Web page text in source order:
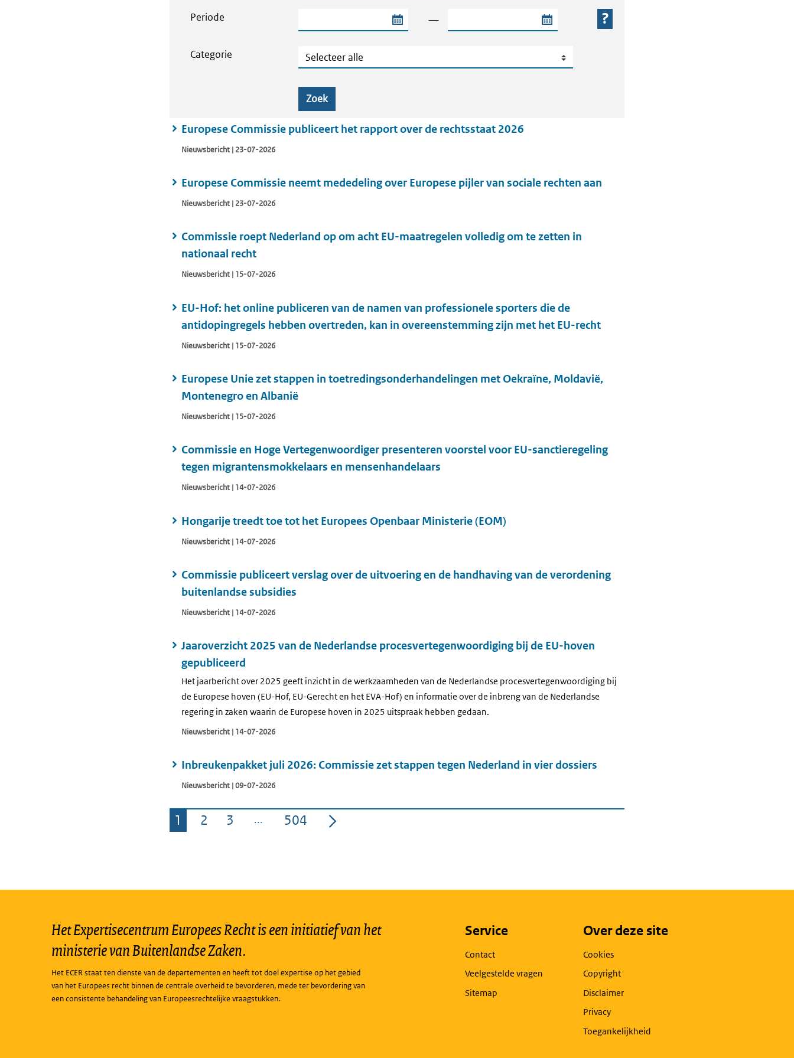
Periode Begindatum van de periode — Einddatum van de periode
Categorie Categorie
Zoek
Europese Commissie publiceert het rapport over de rechtsstaat 2026
Nieuwsbericht | 23-07-2026
Europese Commissie neemt mededeling over Europese pijler van sociale rechten aan
Nieuwsbericht | 23-07-2026
Commissie roept Nederland op om acht EU-maatregelen volledig om te zetten in
nationaal recht
Nieuwsbericht | 15-07-2026
EU-Hof: het online publiceren van de namen van professionele sporters die de
antidopingregels hebben overtreden, kan in overeenstemming zijn met het EU-recht
Nieuwsbericht | 15-07-2026
Europese Unie zet stappen in toetredingsonderhandelingen met Oekraïne, Moldavië,
Montenegro en Albanië
Nieuwsbericht | 15-07-2026
Commissie en Hoge Vertegenwoordiger presenteren voorstel voor EU-sanctieregeling
tegen migrantensmokkelaars en mensenhandelaars
Nieuwsbericht | 14-07-2026
Hongarije treedt toe tot het Europees Openbaar Ministerie (EOM)
Nieuwsbericht | 14-07-2026
Commissie publiceert verslag over de uitvoering en de handhaving van de verordening
buitenlandse subsidies
Nieuwsbericht | 14-07-2026
Jaaroverzicht 2025 van de Nederlandse procesvertegenwoordiging bij de EU-hoven
gepubliceerd
Het jaarbericht over 2025 geeft inzicht in de werkzaamheden van de Nederlandse procesvertegenwoordiging bij
de Europese hoven (EU-Hof, EU-Gerecht en het EVA-Hof) en informatie over de inbreng van de Nederlandse
regering in zaken waarin de Europese hoven in 2025 uitspraak hebben gedaan.
Nieuwsbericht | 14-07-2026
Inbreukenpakket juli 2026: Commissie zet stappen tegen Nederland in vier dossiers
Nieuwsbericht | 09-07-2026
Pagina
1 Pagina
2 Pagina
3 Pagina
504
Het Expertisecentrum Europees Recht is een initiatief van het
ministerie van Buitenlandse Zaken.
Het ECER staat ten dienste van de departementen en heeft tot doel expertise op het gebied
van het Europees recht binnen de centrale overheid te bevorderen, mede ter bevordering van
een consistente behandeling van Europeesrechtelijke vraagstukken.
Service
Contact
Veelgestelde vragen
Sitemap
Over deze site
Cookies
Copyright
Disclaimer
Privacy
Toegankelijkheid